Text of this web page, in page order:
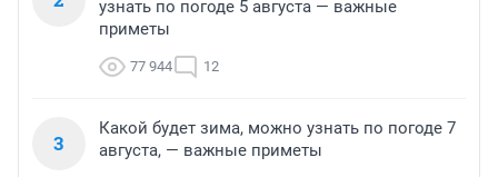
узнать по погоде 5 августа — важные
приметы
77 944 12
3
Какой будет зима, можно узнать по погоде 7
августа, — важные приметы